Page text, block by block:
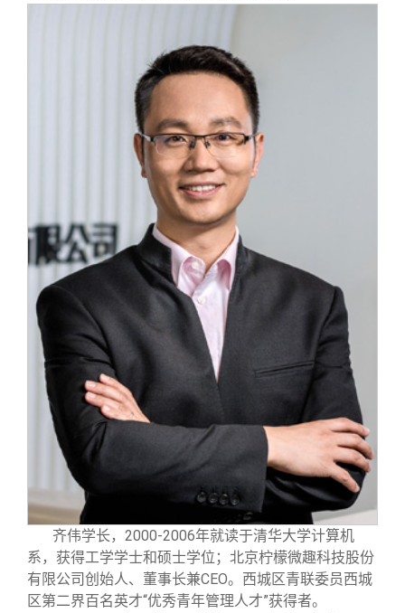
齐伟学长，2000-2006年就读于清华大学计算机
系，获得工学学士和硕士学位；北京柠檬微趣科技股份
有限公司创始人、董事长兼CEO。西城区青联委员西城
区第二界百名英才“优秀青年管理人才”获得者。